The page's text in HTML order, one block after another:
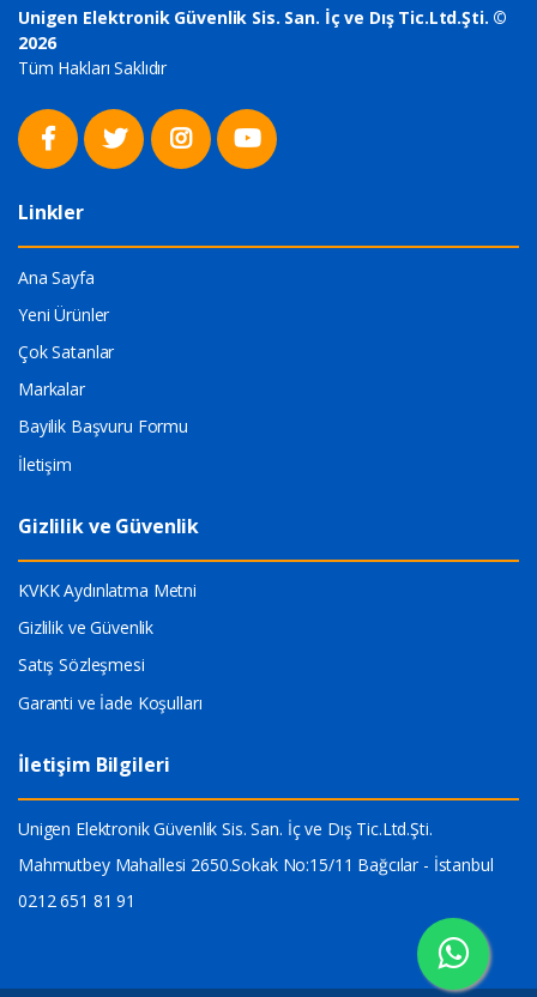
Unigen Elektronik Güvenlik Sis. San. İç ve Dış Tic.Ltd.Şti. ©
2026
Tüm Hakları Saklıdır
Linkler
Ana Sayfa
Yeni Ürünler
Çok Satanlar
Markalar
Bayilik Başvuru Formu
İletişim
Gizlilik ve Güvenlik
KVKK Aydınlatma Metni
Gizlilik ve Güvenlik
Satış Sözleşmesi
Garanti ve İade Koşulları
İletişim Bilgileri
Unigen Elektronik Güvenlik Sis. San. İç ve Dış Tic.Ltd.Şti.
Mahmutbey Mahallesi 2650.Sokak No:15/11 Bağcılar - İstanbul
0212 651 81 91